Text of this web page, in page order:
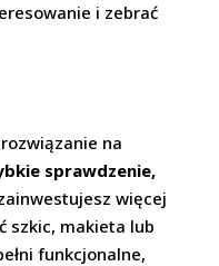
i zebrać
na
sprawdzenie,
więcej
szkic, makieta lub
funkcjonalne,